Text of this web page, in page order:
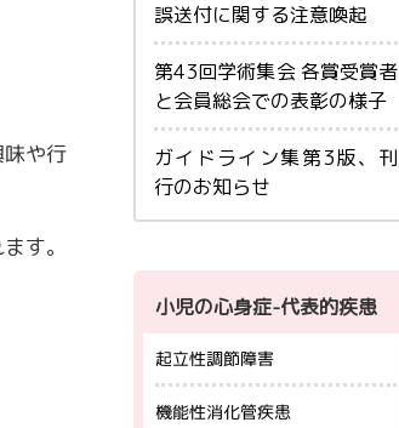
や行
す。
誤送付に関する注意喚起
第43回学術集会 各賞受賞者
と会員総会での表彰の様子
ガイドライン集第3版、刊
行のお知らせ
小児の心身症-代表的疾患
起立性調節障害
機能性消化管疾患